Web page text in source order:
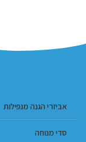
אביזרי הגנה מנפילות
סדי מנוחה